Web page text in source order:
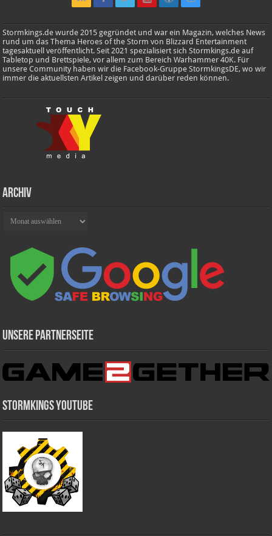
Stormkings.de wurde 2015 gegründet und war ein Magazin, welches News
rund um das Thema Heroes of the Storm von Blizzard Entertainment
tagesaktuell veröffentlicht. Seit 2021 spezialisiert sich Stormkings.de auf
Tabletop und Brettspiele, vor allem zum Bereich Warhammer 40K. Für
unsere Community haben wir die Facebook-Gruppe StormkingsDE, wo wir
immer die aktuellsten Artikel zeigen und darüber reden können.
Archiv
Unsere Partnerseite
Stormkings Youtube